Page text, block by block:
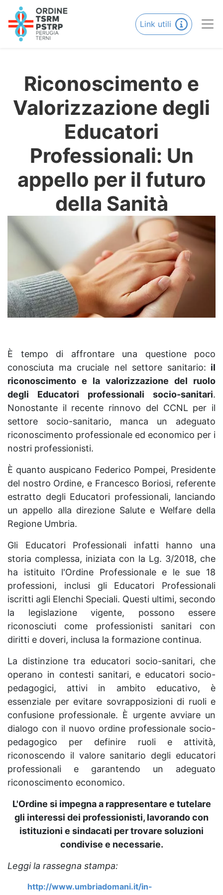
Link utili
Riconoscimento e
Valorizzazione degli
Educatori
Professionali: Un
appello per il futuro
della Sanità
È tempo di affrontare una questione poco
conosciuta ma cruciale nel settore sanitario: il
riconoscimento e la valorizzazione del ruolo
degli Educatori professionali socio-sanitari.
Nonostante il recente rinnovo del CCNL per il
settore socio-sanitario, manca un adeguato
riconoscimento professionale ed economico per i
nostri professionisti.
È quanto auspicano Federico Pompei, Presidente
del nostro Ordine, e Francesco Boriosi, referente
estratto degli Educatori professionali, lanciando
un appello alla direzione Salute e Welfare della
Regione Umbria.
Gli Educatori Professionali infatti hanno una
storia complessa, iniziata con la Lg. 3/2018, che
ha istituito l'Ordine Professionale e le sue 18
professioni, inclusi gli Educatori Professionali
iscritti agli Elenchi Speciali. Questi ultimi, secondo
la legislazione vigente, possono essere
riconosciuti come professionisti sanitari con
diritti e doveri, inclusa la formazione continua.
La distinzione tra educatori socio-sanitari, che
operano in contesti sanitari, e educatori socio-
pedagogici, attivi in ambito educativo, è
essenziale per evitare sovrapposizioni di ruoli e
confusione professionale. È urgente avviare un
dialogo con il nuovo ordine professionale socio-
pedagogico per definire ruoli e attività,
riconoscendo il valore sanitario degli educatori
professionali e garantendo un adeguato
riconoscimento economico.
L'Ordine si impegna a rappresentare e tutelare
gli interessi dei professionisti, lavorando con
istituzioni e sindacati per trovare soluzioni
condivise e necessarie.
Leggi la rassegna stampa:
http://www.umbriadomani.it/in-